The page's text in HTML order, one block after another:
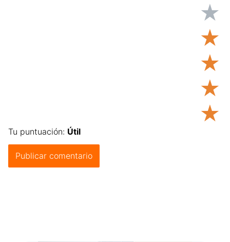
★
★
★
★
★
Tu puntuación: Útil